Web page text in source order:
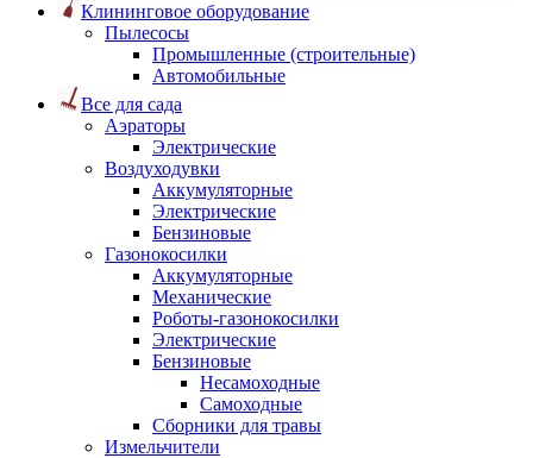
Клининговое оборудование
Пылесосы
Промышленные (строительные)
Автомобильные
Все для сада
Аэраторы
Электрические
Воздуходувки
Аккумуляторные
Электрические
Бензиновые
Газонокосилки
Аккумуляторные
Механические
Роботы-газонокосилки
Электрические
Бензиновые
Несамоходные
Самоходные
Сборники для травы
Измельчители